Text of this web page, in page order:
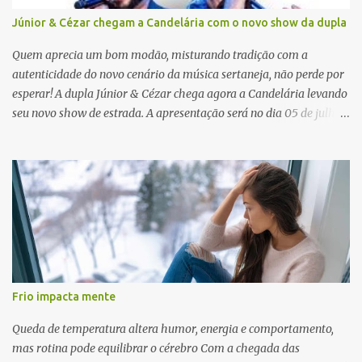
Júnior & Cézar chegam a Candelária com o novo show da dupla
Quem aprecia um bom modão, misturando tradição com a
autenticidade do novo cenário da música sertaneja, não perde por
esperar! A dupla Júnior & Cézar chega agora a Candelária levando
seu novo show de estrada. A apresentação será no dia 05 de julho
barriga diferente. O projeto ‘Simplesmente’ ainda nem foi lançado
por completo e já ver o público cantando com a gente, show após
show, é algo surreal. Muita gente que nos acompanha, desde os
tempos de ‘Clone’ e ‘Golzinho Quadrado’ e, poder seguir juntos
agora, nessa caminhada com ‘Fraquinho de Aparência’, é
gratificante”, comentam os cantores. Além de rodar várias regiões
do Brasil com a agenda de shows, Júnior & Cézar estão lançando
"Simplesmente". O projeto nasceu em 2024, contendo 14 faixas
inéditas, com direção criativa de Fernando Trevisan (Catatau) e
direção musical de Eduardo Pepato....
Frio impacta mente
Queda de temperatura altera humor, energia e comportamento,
mas rotina pode equilibrar o cérebro Com a chegada das